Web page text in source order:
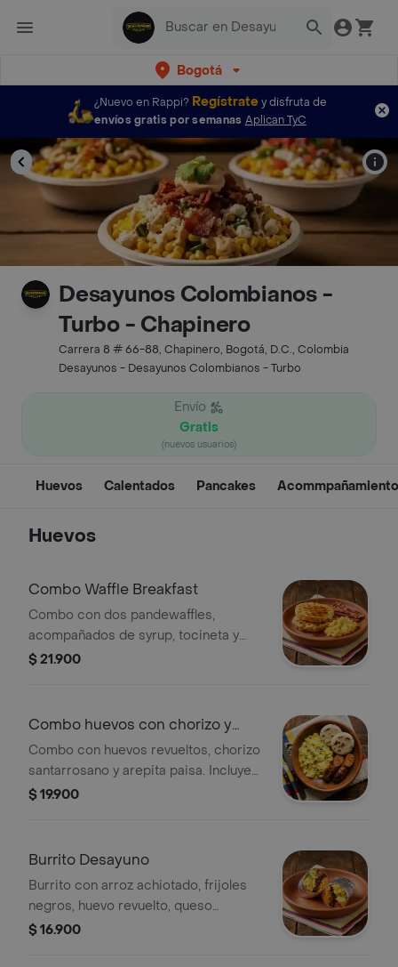
Bogotá
¿Nuevo en Rappi? Regístratey disfruta de
envíos gratis por semanas Aplican TyC
Desayunos Colombianos -
Turbo - Chapinero
Carrera 8 # 66-88, Chapinero, Bogotá, D.C., Colombia
Desayunos - Desayunos Colombianos - Turbo
Envío
Gratis
(nuevos usuarios)
Huevos Calentados Pancakes
Huevos
Combo Waffle Breakfast
Combo con dos pandewaffles,
acompañados de syrup, tocineta y
huevos revueltos.
$ 21.900
Combo huevos con chorizo y
arepa
Combo con huevos revueltos, chorizo
santarrosano y arepita paisa. Incluye
cebolla y pimientos verdes.
$ 19.900
Burrito Desayuno
Burrito con arroz achiotado, frijoles
negros, huevo revuelto, queso
mozzarella, guacamole, pico de gallo,
$ 16.900